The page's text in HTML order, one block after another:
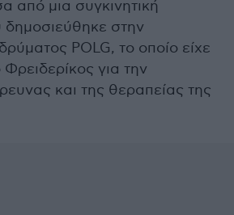
από μια συγκινητική
στην
POLG, το οποίο είχε
Φρειδερίκος για την
και της θεραπείας της